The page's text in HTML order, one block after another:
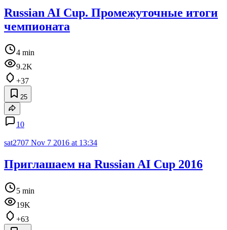
Russian AI Cup. Промежуточные итоги
чемпионата
4 min
9.2K
+37
25
10
sat2707 Nov 7 2016 at 13:34
Приглашаем на Russian AI Cup 2016
5 min
19K
+63